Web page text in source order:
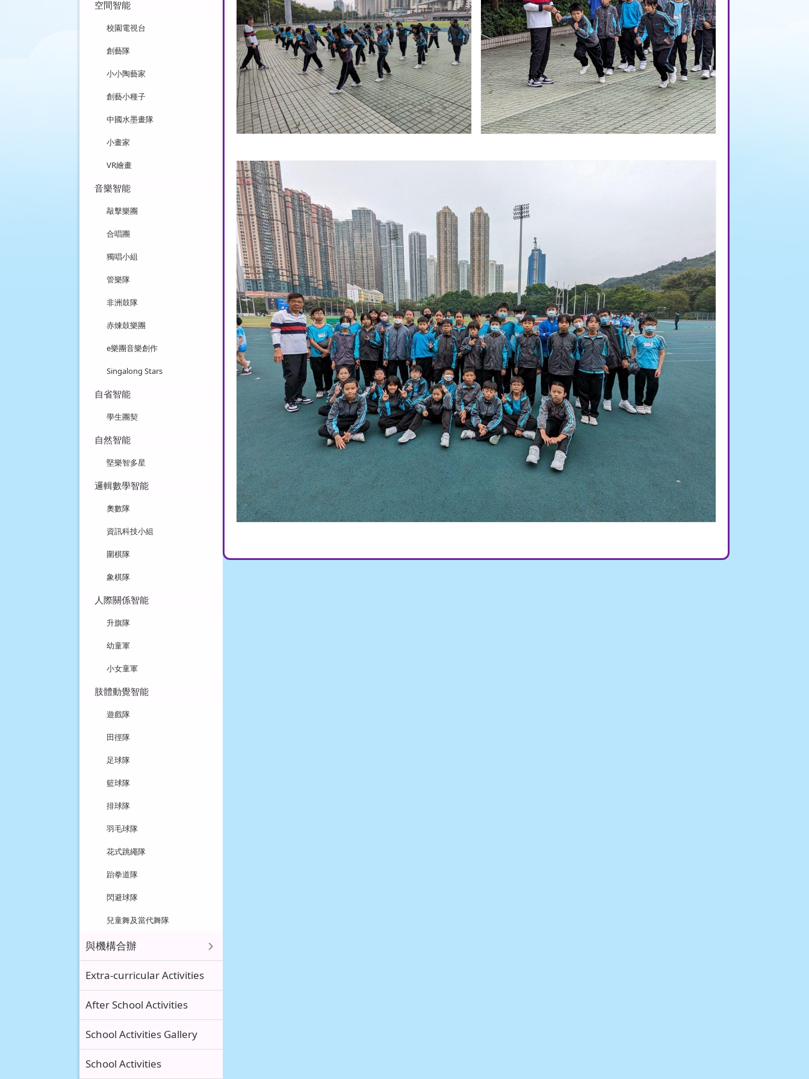
空間智能
校園電視台
創藝隊
小小陶藝家
創藝小種子
中國水墨畫隊
小畫家
VR繪畫
音樂智能
敲擊樂團
合唱團
獨唱小組
管樂隊
非洲鼓隊
赤煉鼓樂團
e樂團音樂創作
Singalong Stars
自省智能
學生團契
自然智能
堅樂智多星
邏輯數學智能
奧數隊
資訊科技小組
圍棋隊
象棋隊
人際關係智能
升旗隊
幼童軍
小女童軍
肢體動覺智能
遊戲隊
田徑隊
足球隊
籃球隊
排球隊
羽毛球隊
花式跳繩隊
跆拳道隊
閃避球隊
兒童舞及當代舞隊
與機構合辦
Extra-curricular Activities
After School Activities
School Activities Gallery
School Activities